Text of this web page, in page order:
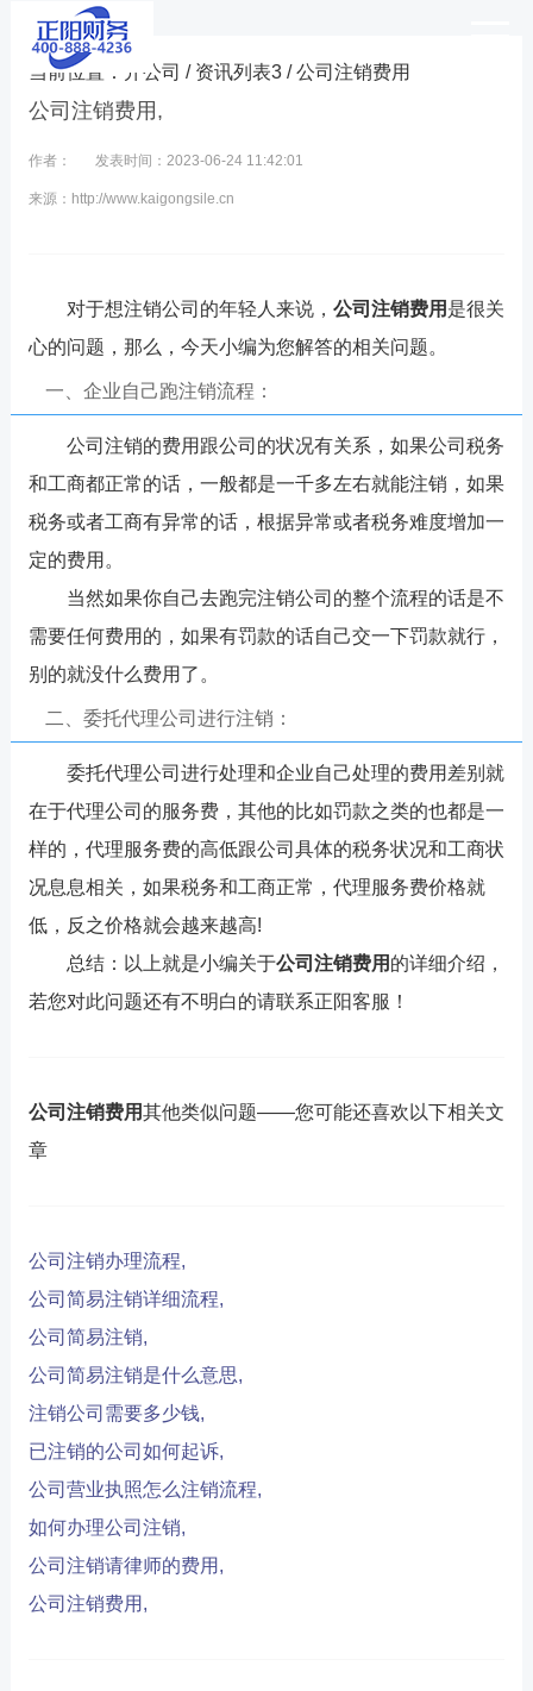
当前位置： 开公司 / 资讯列表3/ 公司注销费用
公司注销费用,
作者： 发表时间：2023-06-24 11:42:01
来源：http://www.kaigongsile.cn
对于想注销公司的年轻人来说， 公司注销费用 是很关
心的问题，那么，今天小编为您解答的相关问题。
一、企业自己跑注销流程：
公司注销的费用跟公司的状况有关系，如果公司税务
和工商都正常的话，一般都是一千多左右就能注销，如果
税务或者工商有异常的话，根据异常或者税务难度增加一
定的费用。
当然如果你自己去跑完注销公司的整个流程的话是不
需要任何费用的，如果有罚款的话自己交一下罚款就行，
别的就没什么费用了。
二、委托代理公司进行注销：
委托代理公司进行处理和企业自己处理的费用差别就
在于代理公司的服务费，其他的比如罚款之类的也都是一
样的，代理服务费的高低跟公司具体的税务状况和工商状
况息息相关，如果税务和工商正常，代理服务费价格就
低，反之价格就会越来越高!
总结：以上就是小编关于公司注销费用 的详细介绍，
若您对此问题还有不明白的请联系正阳客服！
公司注销费用其他类似问题——您可能还喜欢以下相关文
章
公司注销办理流程,
公司简易注销详细流程,
公司简易注销,
公司简易注销是什么意思,
注销公司需要多少钱,
已注销的公司如何起诉,
公司营业执照怎么注销流程,
如何办理公司注销,
公司注销请律师的费用,
公司注销费用,